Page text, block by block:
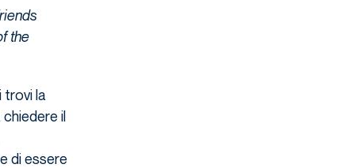
the
trovi la
il
di essere